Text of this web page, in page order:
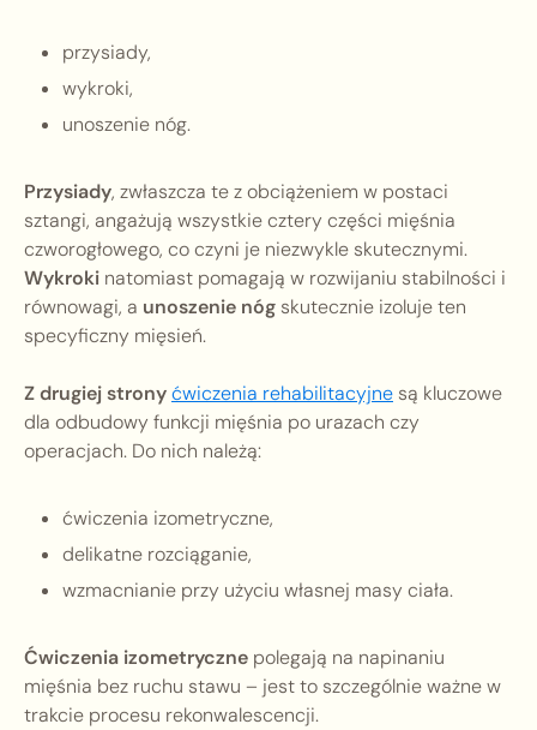
przysiady,
wykroki,
unoszenie nóg.
Przysiady, zwłaszcza te z obciążeniem w postaci
sztangi, angażują wszystkie cztery części mięśnia
czworogłowego, co czyni je niezwykle skutecznymi.
Wykroki natomiast pomagają w rozwijaniu stabilności i
równowagi, a unoszenie nóg skutecznie izoluje ten
specyficzny mięsień.
Z drugiej stronyćwiczenia rehabilitacyjne są kluczowe
dla odbudowy funkcji mięśnia po urazach czy
operacjach. Do nich należą:
ćwiczenia izometryczne,
delikatne rozciąganie,
wzmacnianie przy użyciu własnej masy ciała.
Ćwiczenia izometryczne polegają na napinaniu
mięśnia bez ruchu stawu – jest to szczególnie ważne w
trakcie procesu rekonwalescencji.